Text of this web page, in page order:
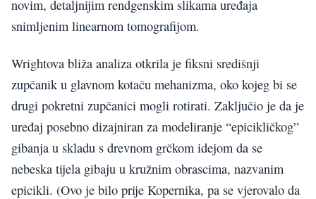
novim, detaljnijim rendgenskim slikama uređaja
snimljenim linearnom tomografijom.
Wrightova bliža analiza otkrila je fiksni središnji
zupčanik u glavnom kotaču mehanizma, oko kojeg bi se
drugi pokretni zupčanici mogli rotirati. Zaključio je da je
uređaj posebno dizajniran za modeliranje “epicikličkog”
gibanja u skladu s drevnom grčkom idejom da se
nebeska tijela gibaju u kružnim obrascima, nazvanim
epicikli. (Ovo je bilo prije Kopernika, pa se vjerovalo da